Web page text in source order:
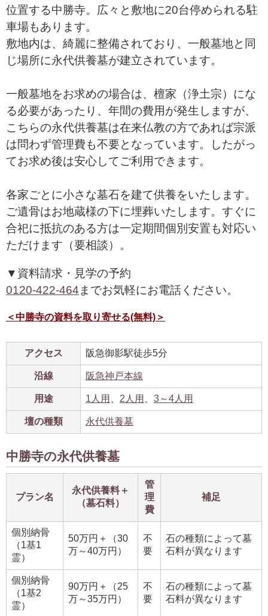
位置する中勝寺。広々と敷地に20台停められる駐
車場もあります。
敷地内は、綺麗に整備されており、一般墓地と同
じ場所に永代供養墓が建立されています。
一般墓地をお求めの場合は、檀家（浄土宗）にな
る必要があったり、年間の費用が発生しますが、
こちらの永代供養墓は在来仏教の方であれば宗派
は問わず管理費も不要となっています。したがっ
てお求め後は安心してご利用できます。
各家ごとに小さな墓石を建て供養をいたします。
ご遺骨はお地蔵様の下に埋葬いたします。すぐに
合祀に抵抗のある方は一定期間個別安置も対応い
ただけます（要相談）。
▼資料請求・見学の予約
0120-422-464 までお気軽にお電話ください。
＜中勝寺の資料を取り寄せる(無料)＞
アクセス 阪急御影駅徒歩5分
沿線 阪急神戸本線
用途 1人用 、 2人用 、 3～4人用
壇の種類 永代供養墓
中勝寺の永代供養墓
プラン名
永代供養料＋
（墓石料）
管
理
費
補足
個別納骨
（1基1
霊）
50万円＋（30
万～40万円）
不
要
石の種類によって墓
石料が異なります
個別納骨
（1基2
霊）
90万円＋（25
万～35万円）
不
要
石の種類によって墓
石料が異なります